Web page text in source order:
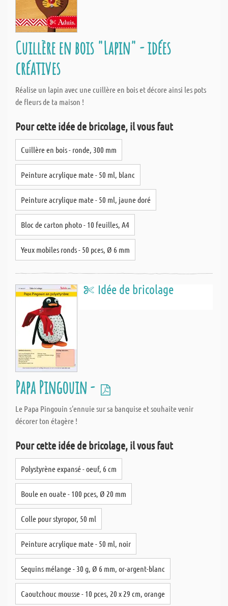
Cuillère en bois "Lapin" - idées
créatives
Réalise un lapin avec une cuillère en bois et décore ainsi les pots
de fleurs de ta maison !
Pour cette idée de bricolage, il vous faut
Cuillère en bois - ronde, 300 mm
Peinture acrylique mate - 50 ml, blanc
Peinture acrylique mate - 50 ml, jaune doré
Bloc de carton photo - 10 feuilles, A4
Yeux mobiles ronds - 50 pces, Ø 6 mm
Idée de bricolage
Papa Pingouin -
Le Papa Pingouin s'ennuie sur sa banquise et souhaite venir
décorer ton étagère !
Pour cette idée de bricolage, il vous faut
Polystyrène expansé - oeuf, 6 cm
Boule en ouate - 100 pces, Ø 20 mm
Colle pour styropor, 50 ml
Peinture acrylique mate - 50 ml, noir
Sequins mélange - 30 g, Ø 6 mm, or-argent-blanc
Caoutchouc mousse - 10 pces, 20 x 29 cm, orange